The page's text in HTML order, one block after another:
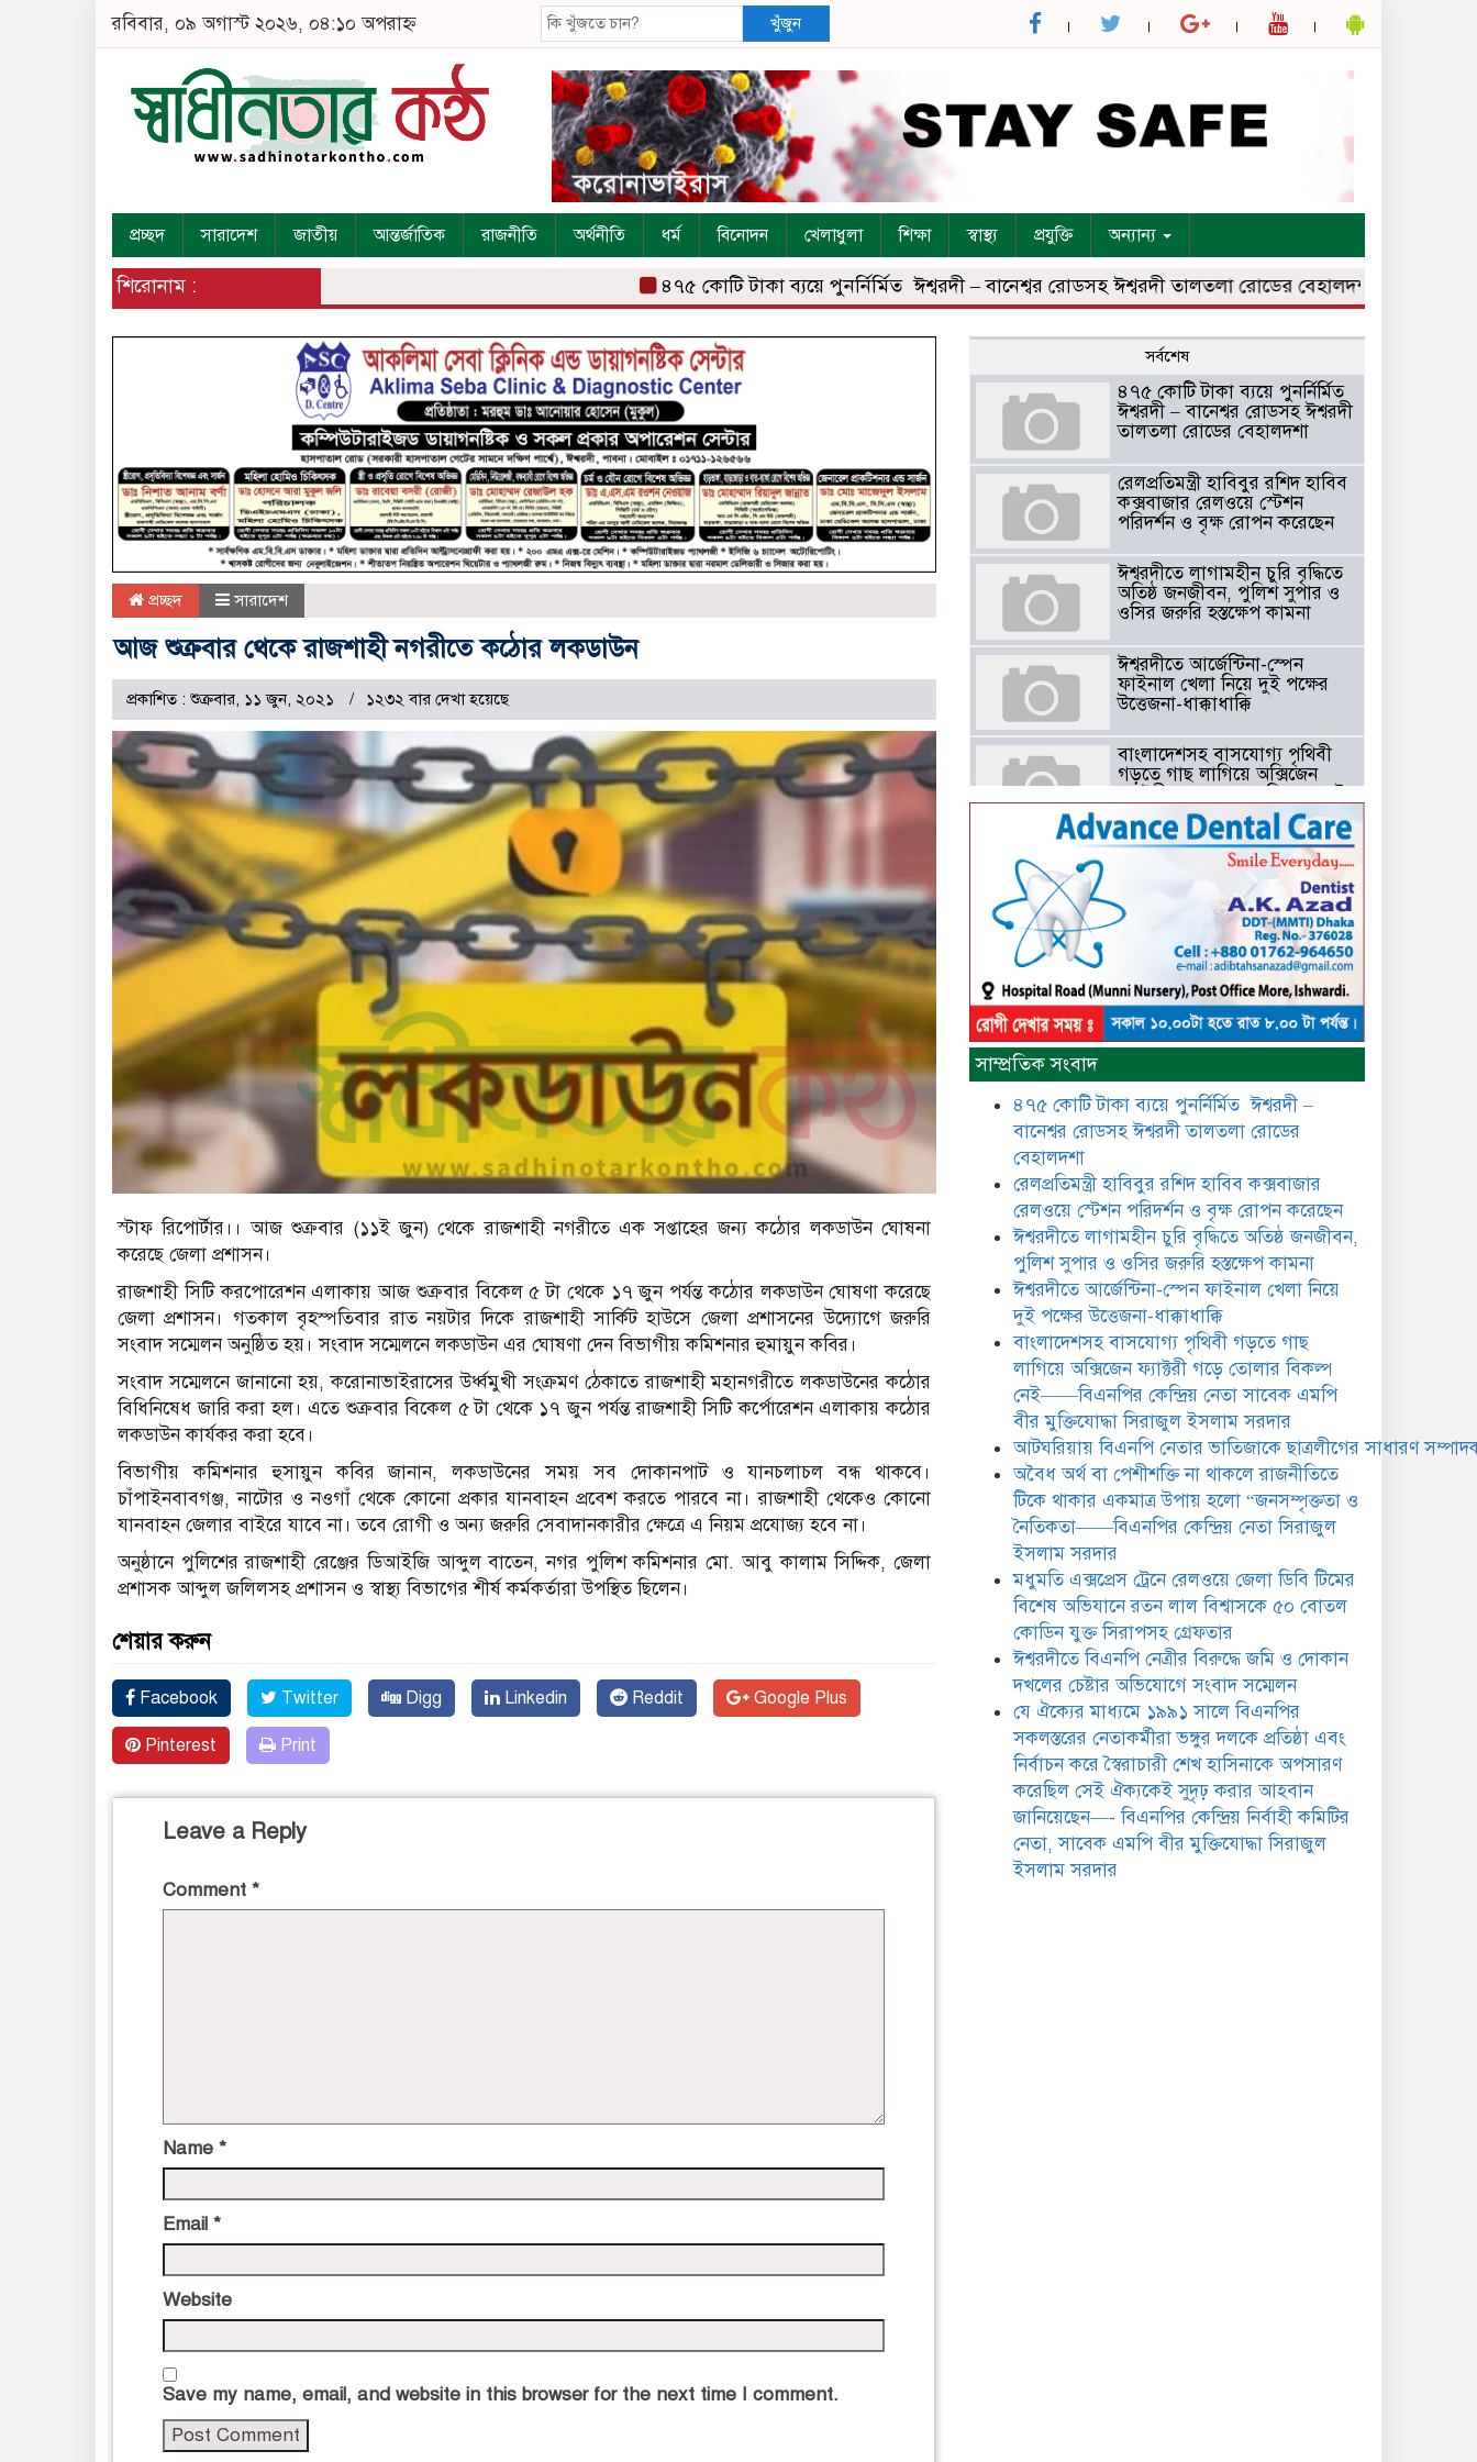
রবিবার, ০৯ অগাস্ট ২০২৬, ০৪:১০ অপরাহ্ন খুঁজুন
প্রচ্ছদ সারাদেশ জাতীয় আন্তর্জাতিক রাজনীতি অর্থনীতি ধর্ম বিনোদন খেলাধুলা শিক্ষা স্বাস্থ্য প্রযুক্তি অন্যান্য
শিরোনাম : ৪৭৫ কোটি টাকা ব্যয়ে পুনর্নির্মিত ঈশ্বরদী – বানেশ্বর রোডসহ ঈশ্বরদী তালতলা রোডের বেহালদশা রেলপ্রতিমন্ত্রী
প্রচ্ছদ সারাদেশ
আজ শুক্রবার থেকে রাজশাহী নগরীতে কঠোর লকডাউন
প্রকাশিত : শুক্রবার, ১১ জুন, ২০২১ ১২৩২ বার দেখা হয়েছে
স্টাফ রিপোর্টার।। আজ শুক্রবার (১১ই জুন) থেকে রাজশাহী নগরীতে এক সপ্তাহের জন্য কঠোর লকডাউন ঘোষনা
করেছে জেলা প্রশাসন।
রাজশাহী সিটি করপোরেশন এলাকায় আজ শুক্রবার বিকেল ৫ টা থেকে ১৭ জুন পর্যন্ত কঠোর লকডাউন ঘোষণা করেছে
জেলা প্রশাসন। গতকাল বৃহস্পতিবার রাত নয়টার দিকে রাজশাহী সার্কিট হাউসে জেলা প্রশাসনের উদ্যোগে জরুরি
সংবাদ সম্মেলন অনুষ্ঠিত হয়। সংবাদ সম্মেলনে লকডাউন এর ঘোষণা দেন বিভাগীয় কমিশনার হুমায়ুন কবির।
সংবাদ সম্মেলনে জানানো হয়, করোনাভাইরাসের উর্ধ্বমুখী সংক্রমণ ঠেকাতে রাজশাহী মহানগরীতে লকডাউনের কঠোর
বিধিনিষেধ জারি করা হল। এতে শুক্রবার বিকেল ৫ টা থেকে ১৭ জুন পর্যন্ত রাজশাহী সিটি কর্পোরেশন এলাকায় কঠোর
লকডাউন কার্যকর করা হবে।
বিভাগীয় কমিশনার হুসায়ুন কবির জানান, লকডাউনের সময় সব দোকানপাট ও যানচলাচল বন্ধ থাকবে।
চাঁপাইনবাবগঞ্জ, নাটোর ও নওগাঁ থেকে কোনো প্রকার যানবাহন প্রবেশ করতে পারবে না। রাজশাহী থেকেও কোনো
যানবাহন জেলার বাইরে যাবে না। তবে রোগী ও অন্য জরুরি সেবাদানকারীর ক্ষেত্রে এ নিয়ম প্রযোজ্য হবে না।
অনুষ্ঠানে পুলিশের রাজশাহী রেঞ্জের ডিআইজি আব্দুল বাতেন, নগর পুলিশ কমিশনার মো. আবু কালাম সিদ্দিক, জেলা
প্রশাসক আব্দুল জলিলসহ প্রশাসন ও স্বাস্থ্য বিভাগের শীর্ষ কর্মকর্তারা উপস্থিত ছিলেন।
শেয়ার করুন
Facebook Twitter Digg Linkedin Reddit Google Plus
Pinterest Print
Leave a Reply
Comment *
Name *
Email *
Website
Save my name, email, and website in this browser for the next time I comment.
সর্বশেষ
৪৭৫ কোটি টাকা ব্যয়ে পুনর্নির্মিত
ঈশ্বরদী – বানেশ্বর রোডসহ ঈশ্বরদী
তালতলা রোডের বেহালদশা
রেলপ্রতিমন্ত্রী হাবিবুর রশিদ হাবিব
কক্সবাজার রেলওয়ে স্টেশন
পরিদর্শন ও বৃক্ষ রোপন করেছেন
ঈশ্বরদীতে লাগামহীন চুরি বৃদ্ধিতে
অতিষ্ঠ জনজীবন, পুলিশ সুপার ও
ওসির জরুরি হস্তক্ষেপ কামনা ​
ঈশ্বরদীতে আর্জেন্টিনা-স্পেন
ফাইনাল খেলা নিয়ে দুই পক্ষের
উত্তেজনা-ধাক্কাধাক্কি
বাংলাদেশসহ বাসযোগ্য পৃথিবী
গড়তে গাছ লাগিয়ে অক্সিজেন
——বিএনপির কেন্দ্রিয় নেতা
সাবেক এমপি বীর মুক্তিযোদ্ধা
সিরাজুল ইসলাম সরদার
আটঘরিয়ায় বিএনপি নেতার ভাতিজাকে ছাত্রলীগের সাধারণ সম্পাদক
​​অবৈধ অর্থ বা পেশীশক্তি না থাকলে
রাজনীতিতে টিকে থাকার একমাত্র
নৈতিকতা——বিএনপির কেন্দ্রিয়
নেতা সিরাজুল ইসলাম সরদার
জেলা ডিবি টিমের বিশেষ অভিযানে
রতন লাল বিশ্বাসকে ৫০ বোতল
কোডিন যুক্ত সিরাপসহ গ্রেফতার
ঈশ্বরদীতে বিএনপি নেত্রীর বিরুদ্ধে
জমি ও দোকান দখলের চেষ্টার
অভিযোগে সংবাদ সম্মেলন
যে ঐক্যের মাধ্যমে ১৯৯১ সালে
বিএনপির সকলস্তরের নেতাকর্মীরা
ভঙ্গুর দলকে প্রতিষ্ঠা এবং নির্বাচন
করে স্বৈরাচারী শেখ হাসিনাকে
অপসারণ করেছিল সেই ঐক্যকেই
সুদৃঢ় করার আহবান জানিয়েছেন—- বিএনপির কেন্দ্রিয়
নির্বাহী কমিটির নেতা, সাবেক এমপি বীর মুক্তিযোদ্ধা
সিরাজুল ইসলাম সরদার
সাম্প্রতিক সংবাদ
৪৭৫ কোটি টাকা ব্যয়ে পুনর্নির্মিত ঈশ্বরদী –
বানেশ্বর রোডসহ ঈশ্বরদী তালতলা রোডের
বেহালদশা
রেলপ্রতিমন্ত্রী হাবিবুর রশিদ হাবিব কক্সবাজার
রেলওয়ে স্টেশন পরিদর্শন ও বৃক্ষ রোপন করেছেন
ঈশ্বরদীতে লাগামহীন চুরি বৃদ্ধিতে অতিষ্ঠ জনজীবন,
পুলিশ সুপার ও ওসির জরুরি হস্তক্ষেপ কামনা ​
ঈশ্বরদীতে আর্জেন্টিনা-স্পেন ফাইনাল খেলা নিয়ে
দুই পক্ষের উত্তেজনা-ধাক্কাধাক্কি
বাংলাদেশসহ বাসযোগ্য পৃথিবী গড়তে গাছ
লাগিয়ে অক্সিজেন ফ্যাক্টরী গড়ে তোলার বিকল্প
নেই——বিএনপির কেন্দ্রিয় নেতা সাবেক এমপি
বীর মুক্তিযোদ্ধা সিরাজুল ইসলাম সরদার
আটঘরিয়ায় বিএনপি নেতার ভাতিজাকে ছাত্রলীগের সাধারণ
​​অবৈধ অর্থ বা পেশীশক্তি না থাকলে রাজনীতিতে
টিকে থাকার একমাত্র উপায় হলো “জনসম্পৃক্ততা ও
নৈতিকতা——বিএনপির কেন্দ্রিয় নেতা সিরাজুল
ইসলাম সরদার
মধুমতি এক্সপ্রেস ট্রেনে রেলওয়ে জেলা ডিবি টিমের
বিশেষ অভিযানে রতন লাল বিশ্বাসকে ৫০ বোতল
কোডিন যুক্ত সিরাপসহ গ্রেফতার
ঈশ্বরদীতে বিএনপি নেত্রীর বিরুদ্ধে জমি ও দোকান
দখলের চেষ্টার অভিযোগে সংবাদ সম্মেলন
যে ঐক্যের মাধ্যমে ১৯৯১ সালে বিএনপির
সকলস্তরের নেতাকর্মীরা ভঙ্গুর দলকে প্রতিষ্ঠা এবং
নির্বাচন করে স্বৈরাচারী শেখ হাসিনাকে অপসারণ
করেছিল সেই ঐক্যকেই সুদৃঢ় করার আহবান
জানিয়েছেন—- বিএনপির কেন্দ্রিয় নির্বাহী কমিটির
নেতা, সাবেক এমপি বীর মুক্তিযোদ্ধা সিরাজুল
ইসলাম সরদার